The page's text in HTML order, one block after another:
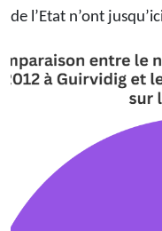
de l’Etat n’ont